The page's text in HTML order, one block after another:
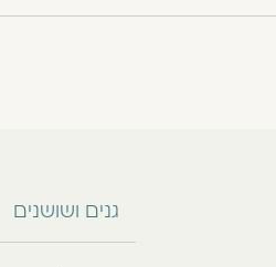
גנים ושושנים